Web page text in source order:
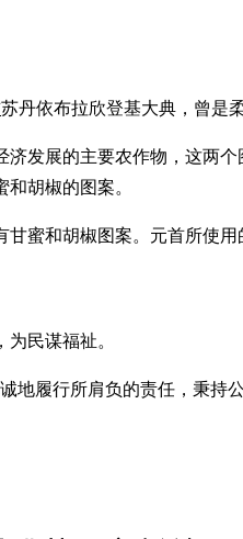
苏丹依布拉欣登基大典，曾是
济发展的主要农作物，这两
胡椒的图案。
蜜和胡椒图案。元首所使用
民谋福祉。
地履行所肩负的责任，秉